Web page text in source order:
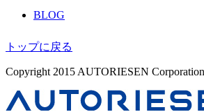
BLOG
トップに戻る
Copyright 2015 AUTORIESEN